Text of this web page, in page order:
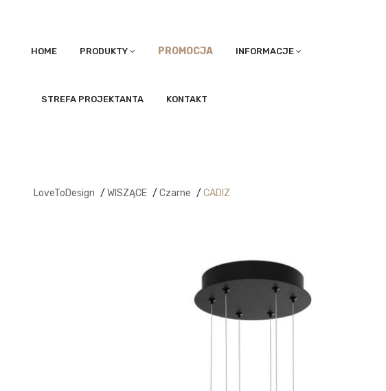
HOME PRODUKTY PROMOCJA INFORMACJE
STREFA PROJEKTANTA KONTAKT
LoveToDesign / WISZĄCE / Czarne / CADIZ